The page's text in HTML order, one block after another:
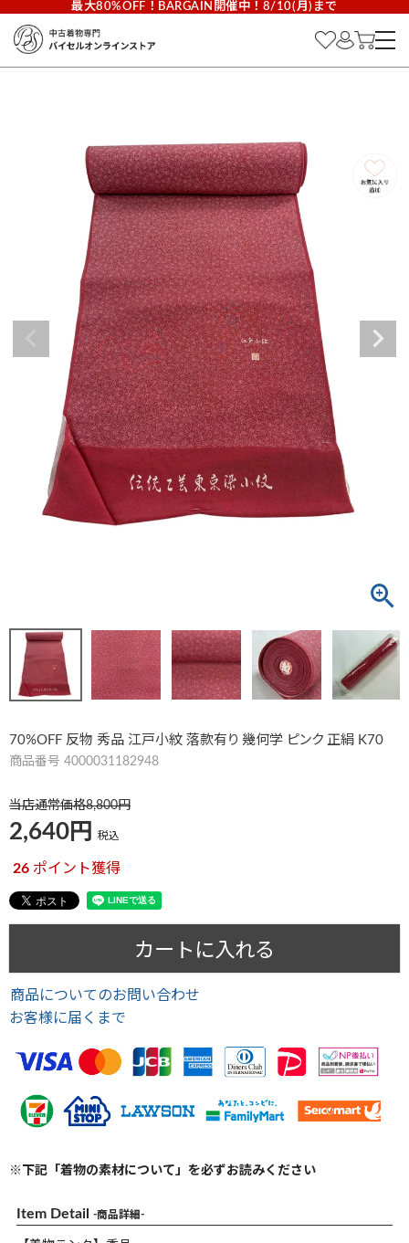
最大80%OFF！BARGAIN開催中！8/10(月)まで
70%OFF 反物 秀品 江戸小紋 落款有り 幾何学 ピンク 正絹 K70
商品番号 4000031182948
当店通常価格8,800
2,640 税込
26 ポイント獲得
カートに入れる
商品についてのお問い合わせ
お客様に届くまで
※下記「着物の素材について」を必ずお読みください
Item Detail -商品詳細-